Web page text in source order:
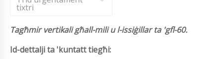
tixtri
Tagħmir vertikali għall-mili u l-issiġillar ta 'gfl-60.
Id-dettalji ta 'kuntatt tiegħi: